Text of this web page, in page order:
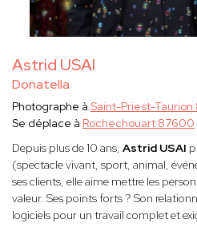
Astrid USAI
Donatella
Photographe à Saint-Priest-
Se déplace à Rochechouart 87600
Depuis plus de 10 ans, Astrid USAI
(spectacle vivant, sport, animal,
ses clients, elle aime mettre les
valeur. Ses points forts ? Son
logiciels pour un travail complet et